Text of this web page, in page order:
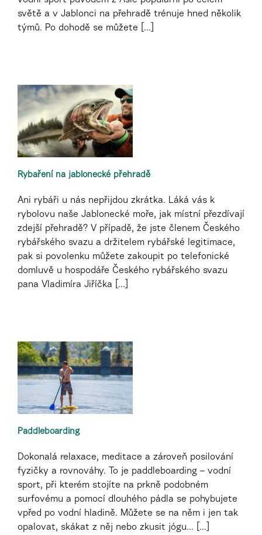
světě a v Jablonci na přehradě trénuje hned několik
týmů. Po dohodě se můžete [...]
Rybaření na jablonecké přehradě
Ani rybáři u nás nepřijdou zkrátka. Láká vás k
rybolovu naše Jablonecké moře, jak místní přezdívají
zdejší přehradě? V případě, že jste členem Českého
rybářského svazu a držitelem rybářské legitimace,
pak si povolenku můžete zakoupit po telefonické
domluvě u hospodáře Českého rybářského svazu
pana Vladimíra Jiříčka [...]
Paddleboarding
Dokonalá relaxace, meditace a zároveň posilování
fyzičky a rovnováhy. To je paddleboarding – vodní
sport, při kterém stojíte na prkně podobném
surfovému a pomocí dlouhého pádla se pohybujete
vpřed po vodní hladině. Můžete se na něm i jen tak
opalovat, skákat z něj nebo zkusit jógu... [...]